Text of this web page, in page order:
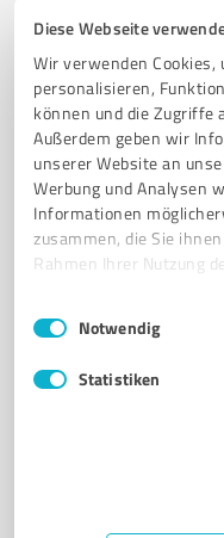
Diese Webseite
Wir verwenden Cookies,
personalisieren,
können und die Zugriffe
Außerdem geben wir
unserer Website an
Werbung und Analysen
Informationen
zusammen, die Sie
Rahmen Ihrer Nutzung
Impressum
Einwilligungsauswahl
Notwendig
Statistiken
5
Kirbach Design
Grafikdesign für
Eschweiler
GRAFIKDESIGN CORPORATE
VISUELLE KOMMUNIKATION
POSITIONIERUNG
Hymendorfer Str.
Tel. 04704 9298240